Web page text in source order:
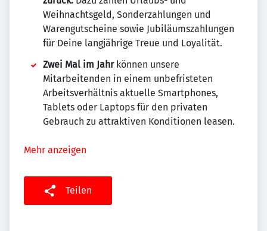
Weihnachtsgeld, Sonderzahlungen und
Warengutscheine sowie Jubiläumszahlungen
für Deine langjährige Treue und Loyalität.
Zwei Mal im Jahrkönnen unsere
Mitarbeitenden in einem unbefristeten
Arbeitsverhältnis aktuelle Smartphones,
Tablets oder Laptops für den privaten
Gebrauch zu attraktiven Konditionen leasen.
Mehr anzeigen
Teilen